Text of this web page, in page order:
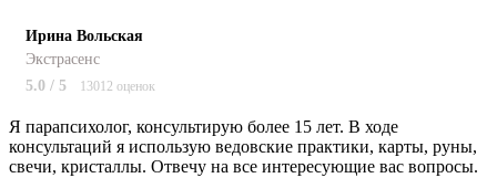
Ирина Вольская
Экстрасенс
5.0 / 5
13012 оценок
Я парапсихолог, консультирую более 15 лет. В ходе
консультаций я использую ведовские практики, карты, руны,
свечи, кристаллы. Отвечу на все интересующие вас вопросы.